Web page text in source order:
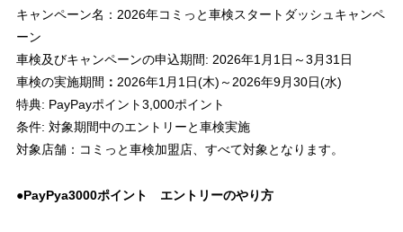
キャンペーン名：2026年コミっと車検スタートダッシュキャンペ
ーン
車検及びキャンペーンの申込期間: 2026年1月1日～3月31日
車検の実施期間 ： 2026年1月1日(木)～2026年9月30日(水)
特典: PayPayポイント3,000ポイント
条件: 対象期間中のエントリーと車検実施
対象店舗：コミっと車検加盟店、すべて対象となります。
●PayPya3000ポイント エントリーのやり方